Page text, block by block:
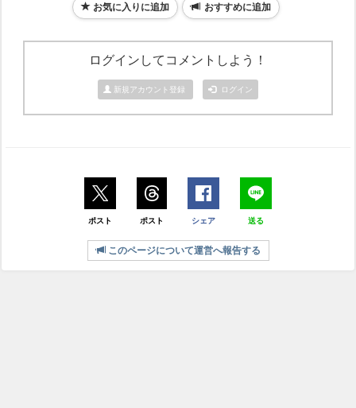
お気に入りに追加 おすすめに追加
ログインしてコメントしよう！
新規アカウント登録 ログイン
ポスト ポスト シェア 送る
このページについて運営へ報告する